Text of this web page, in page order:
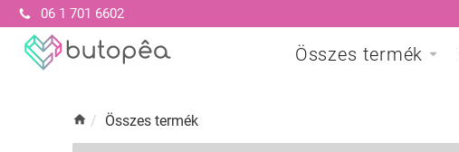
06 1 701 6602
Összes termék
/ Összes termék